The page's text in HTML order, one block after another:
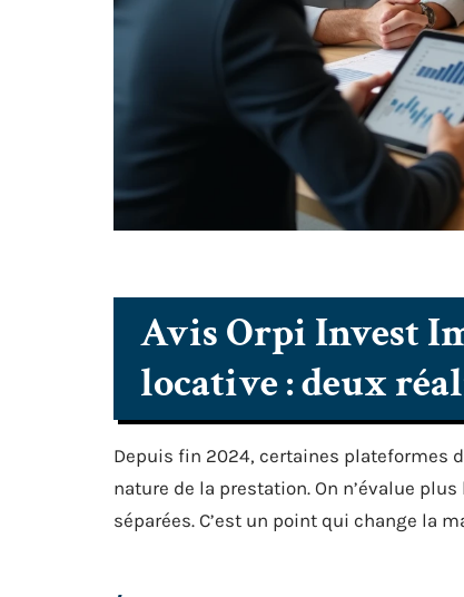
Avis Orpi Invest
locative : deux
Depuis fin 2024, certaines plateformes
nature de la prestation. On n’évalue
séparées. C’est un point qui change la